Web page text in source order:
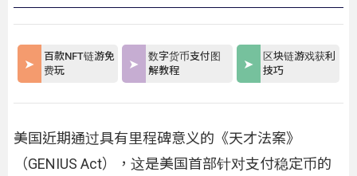
百款NFT链游免
费玩
数字货币支付图
解教程
区块链游戏获利
技巧
美国近期通过具有里程碑意义的《天才法案》
（GENIUS Act），这是美国首部针对支付稳定币的